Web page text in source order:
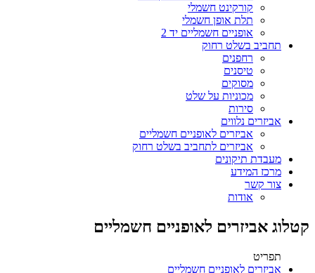
קורקינט חשמלי
תלת אופן חשמלי
אופניים חשמליים יד 2
תחביב בשלט רחוק
רחפנים
טיסנים
מסוקים
מכוניות על שלט
סירות
אביזרים נלווים
אביזרים לאופניים חשמליים
אביזרים לתחביב בשלט רחוק
מעבדת תיקונים
מרכז המידע
צור קשר
אודות
קטלוג אביזרים לאופניים חשמליים
תפריט
אביזרים לאופניים חשמליים